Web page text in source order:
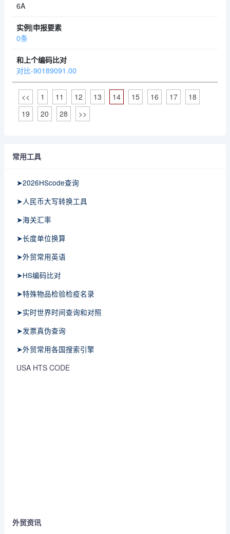
6A
0条
对比-90189091.00
<< 1 11 12 13 14 15 16 17
18
19
20 28 >>
常用工具
➤2026HScode查询
➤人民币大写转换工具
➤海关汇率
➤长度单位换算
➤外贸常用英语
➤HS编码比对
➤特殊物品检验检疫名录
➤实时世界时间查询和对照
➤发票真伪查询
➤外贸常用各国搜索引擎
USA HTS CODE
外贸资讯